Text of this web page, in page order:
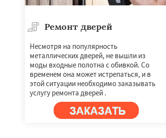
Ремонт дверей
Несмотря на популярность
металлических дверей, не вышли из
моды входные полотна с обивкой. Со
временем она может истрепаться, и в
этой ситуации необходимо заказывать
услугу ремонта дверей .